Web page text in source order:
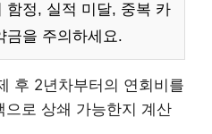
함정, 실적 미달, 중복 카
금을 주의하세요.
후 2년차부터의 연회비를
으로 상쇄 가능한지 계산